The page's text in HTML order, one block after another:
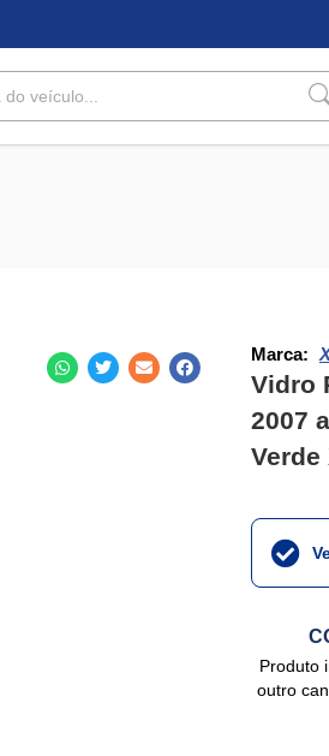
Marca:
Vidro
2007
Verde
Produto indisponível no site, mas podemos ter em
outro